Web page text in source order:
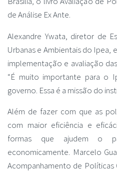
de Análise Ex Ante.
Alexandre Ywata, diretor de
Urbanas e Ambientais do Ipea,
implementação e avaliação
“É muito importante para o
governo. Essa é a missão do
Além de fazer com que as
com maior eficiência e
formas que ajudem o
economicamente. Marcelo
Acompanhamento de Políticas